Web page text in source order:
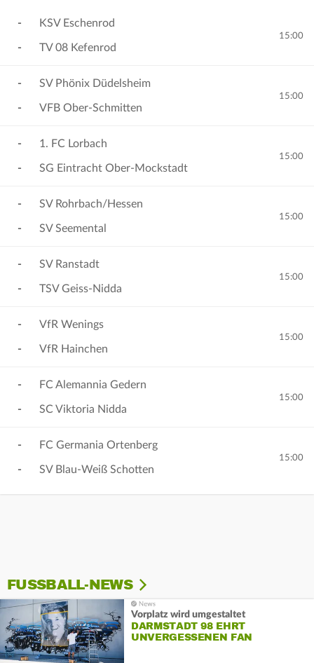
-
-
KSV Eschenrod
TV 08 Kefenrod
15:00
-
-
SV Phönix Düdelsheim
VFB Ober-Schmitten
15:00
-
-
1. FC Lorbach
SG Eintracht Ober-Mockstadt
15:00
-
-
SV Rohrbach/Hessen
SV Seemental
15:00
-
-
SV Ranstadt
TSV Geiss-Nidda
15:00
-
-
VfR Wenings
VfR Hainchen
15:00
-
-
FC Alemannia Gedern
SC Viktoria Nidda
15:00
-
-
FC Germania Ortenberg
SV Blau-Weiß Schotten
15:00
FUSSBALL-NEWS
Vorplatz wird umgestaltet
DARMSTADT 98 EHRT
UNVERGESSENEN FAN